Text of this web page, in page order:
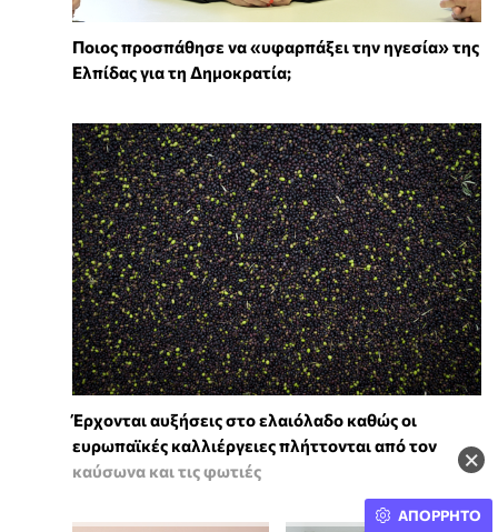
×
Ποιος προσπάθησε να «υφαρπάξει την ηγεσία» της
Ελπίδας για τη Δημοκρατία;
Έρχονται αυξήσεις στο ελαιόλαδο καθώς οι
ευρωπαϊκές καλλιέργειες πλήττονται από τον
καύσωνα και τις φωτιές
ΑΠΟΡΡΗΤΟ